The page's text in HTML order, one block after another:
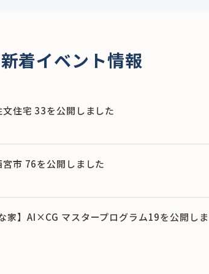
新着イベント情報
住宅 33を公開しました
市 76を公開しました
家】AI×CG マスタープログラム19を公開し